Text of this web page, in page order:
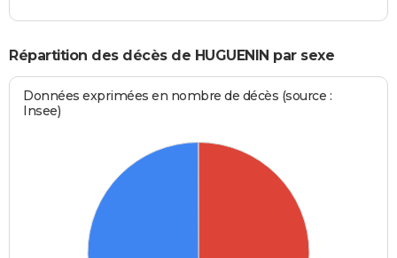
Répartition des décès de HUGUENIN par sexe
Données exprimées en nombre de décès (source :
Insee)